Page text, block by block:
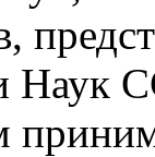
Наук